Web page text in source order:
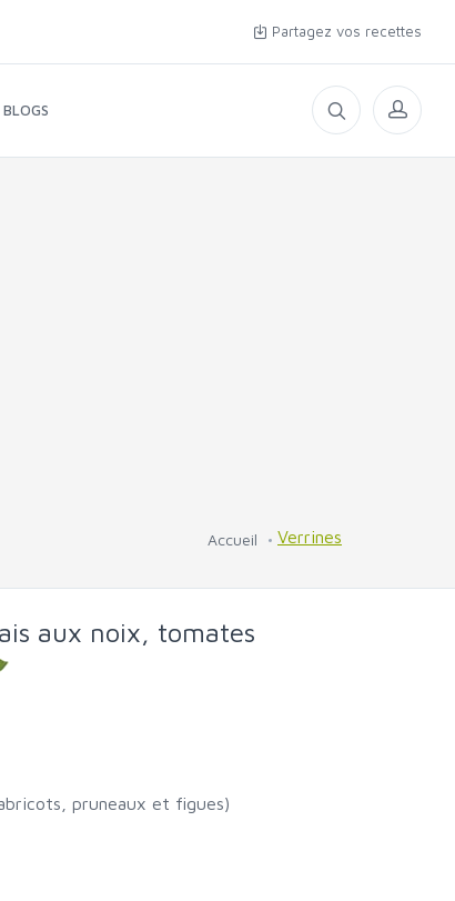
Partagez vos recettes
Accueil Verrines
aux noix, tomates
pruneaux et figues)